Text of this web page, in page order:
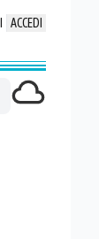
ACCEDI